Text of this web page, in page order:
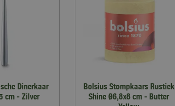
Dinerkaar
cm - Zilver
Bolsius Stompkaars Rustiek
Shine Ø6,8x8 cm - Butter